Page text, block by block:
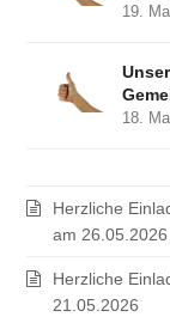
19.
18.
Herzliche
am 26.05.2026
Herzliche
21.05.2026